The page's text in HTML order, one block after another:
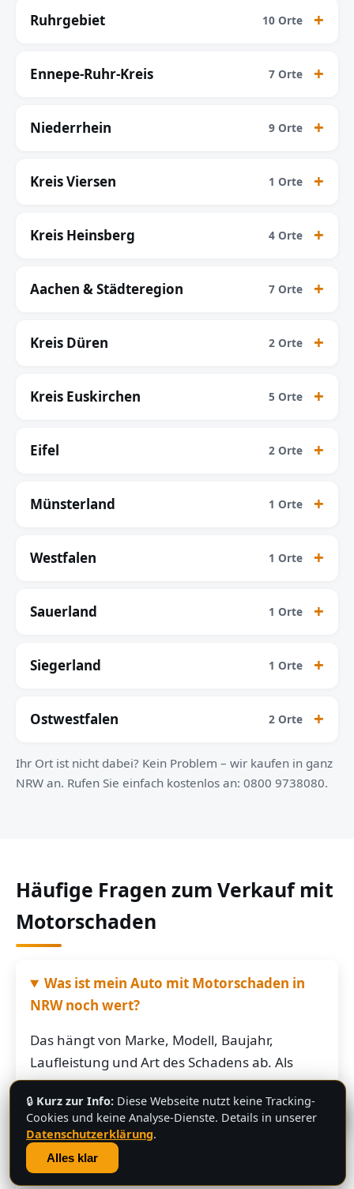
Ruhrgebiet 10 Orte
Ennepe-Ruhr-Kreis 7 Orte
Niederrhein 9 Orte
Kreis Viersen 1 Orte
Kreis Heinsberg 4 Orte
Aachen & Städteregion 7 Orte
Kreis Düren 2 Orte
Kreis Euskirchen 5 Orte
Eifel 2 Orte
Münsterland 1 Orte
Westfalen 1 Orte
Sauerland 1 Orte
Siegerland 1 Orte
Ostwestfalen 2 Orte
Ihr Ort ist nicht dabei? Kein Problem – wir kaufen in ganz
NRW an. Rufen Sie einfach kostenlos an: 0800 9738080.
Häufige Fragen zum Verkauf mit
Motorschaden
Was ist mein Auto mit Motorschaden in
NRW noch wert?
Das hängt von Marke, Modell, Baujahr,
Laufleistung und Art des Schadens ab. Als
grobe Richtung: Fahrzeuge mit Motorschaden
bringen je nach Restwert der Karosserie und
der Teile oft noch mehrere hundert bis
mehrere tausend Euro. Schicken Sie uns die
Fahrzeugdaten – Sie bekommen von uns eine
💬
🔒 Kurz zur Info: Diese Webseite nutzt keine Tracking-
Cookies und keine Analyse-Dienste. Details in unserer
Datenschutzerklärung.
Alles klar